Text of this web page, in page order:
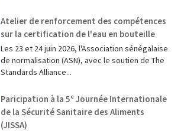
Atelier de renforcement des compétences
sur la certification de l'eau en bouteille
Les 23 et 24 juin 2026, l'Association sénégalaise
de normalisation (ASN), avec le soutien de The
Standards Alliance...
Paricipation à la 5ᵉ Journée Internationale
de la Sécurité Sanitaire des Aliments
(JISSA)